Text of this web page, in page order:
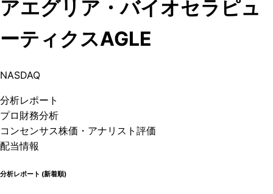
アエグリア・バイオセラピュ
ーティクスAGLE
NASDAQ
分析レポート
プロ 財務分析
コンセンサス株価 ・アナリスト評価
配当情報
分析レポート (新着順)